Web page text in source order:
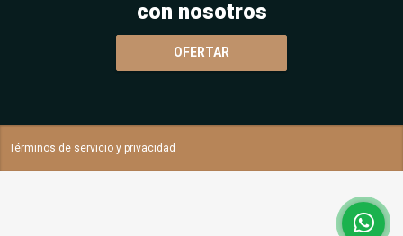
con nosotros
OFERTAR
Términos de servicio y privacidad